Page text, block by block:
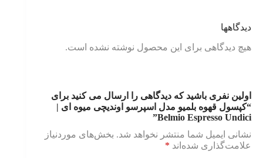
دیدگاهها
هیچ دیدگاهی برای این محصول نوشته نشده است.
اولین نفری باشید که دیدگاهی را ارسال می کنید برای
“کپسول قهوه بلمیو مدل اسپرسو اوندیچی میوه ای |
Belmio Espresso Undici”
نشانی ایمیل شما منتشر نخواهد شد. بخش‌های موردنیاز
علامت‌گذاری شده‌اند *